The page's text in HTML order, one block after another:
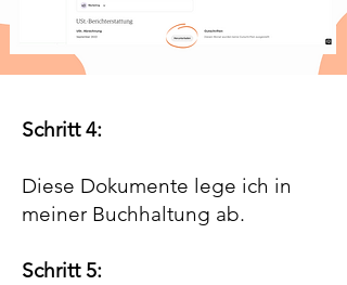
Schritt 4:
Diese Dokumente lege ich in
meiner Buchhaltung ab.
Schritt 5: